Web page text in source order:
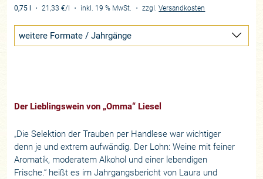
0,75 l
・21,33 €/l ・ inkl. 19 % MwSt. ・zzgl.Versandkosten
weitere Formate / Jahrgänge
Der Lieblingswein von „Omma“ Liesel
„Die Selektion der Trauben per Handlese war wichtiger
denn je und extrem aufwändig. Der Lohn: Weine mit feiner
Aromatik, moderatem Alkohol und einer lebendigen
Frische.“ heißt es im Jahrgangsbericht von Laura und